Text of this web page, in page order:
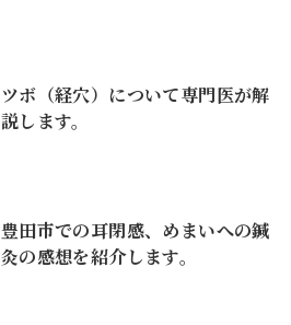
ツボ（経穴）について専門医が解
説します。
豊田市での耳閉感、めまいへの鍼
灸の感想を紹介します。